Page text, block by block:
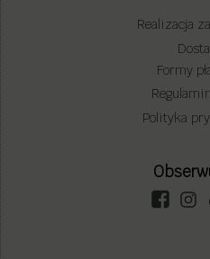
Polityka
Formy
Realizacja